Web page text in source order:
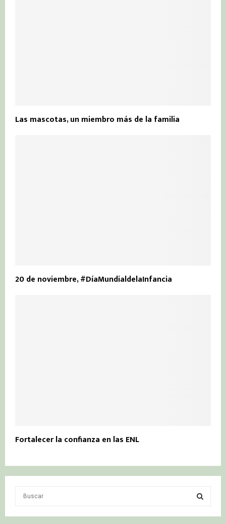
Las mascotas, un miembro más de la familia
20 de noviembre, #DíaMundialdelaInfancia
Fortalecer la confianza en las ENL
S